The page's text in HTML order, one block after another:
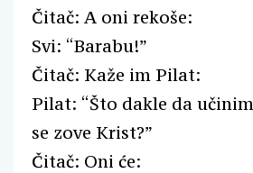
Čitač: A oni rekoše:
Svi: “Barabu!”
Čitač: Kaže im Pilat:
Pilat: “Što dakle da
se zove Krist?”
Čitač: Oni će: